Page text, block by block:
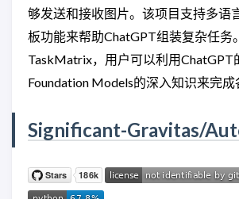
够发送和接收图片。该项目支持多语
板功能来帮助ChatGPT组装复杂任务
TaskMatrix，用户可以利用ChatGPT
Foundation Models的深入知识来完成
Significant-Gravitas/